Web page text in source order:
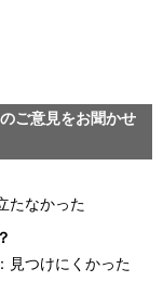
ご意見をお聞かせ
たなかった
見つけにくかった